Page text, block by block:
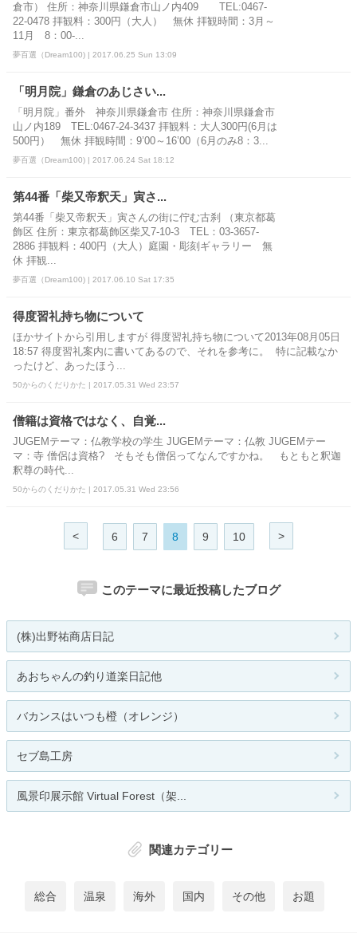
倉市） 住所：神奈川県鎌倉市山ノ内409 TEL:0467-
22-0478 拝観料：300円（大人） 無休 拝観時間：3月～
11月 8：00-...
夢百選（Dream100) | 2017.06.25 Sun 13:09
「明月院」鎌倉のあじさい...
「明月院」番外 神奈川県鎌倉市 住所：神奈川県鎌倉市
山ノ内189 TEL:0467-24-3437 拝観料：大人300円(6月は
500円） 無休 拝観時間：9’00～16’00（6月のみ8：3...
夢百選（Dream100) | 2017.06.24 Sat 18:12
第44番「柴又帝釈天」寅さ...
第44番「柴又帝釈天」寅さんの街に佇む古刹 （東京都葛
飾区 住所：東京都葛飾区柴又7-10-3 TEL：03-3657-
2886 拝観料：400円（大人）庭園・彫刻ギャラリー 無
休 拝観...
夢百選（Dream100) | 2017.06.10 Sat 17:35
得度習礼持ち物について
ほかサイトから引用しますが 得度習礼持ち物について2013年08月05日
18:57 得度習礼案内に書いてあるので、それを参考に。 特に記載なか
ったけど、あったほう...
50からのくだりかた | 2017.05.31 Wed 23:57
僧籍は資格ではなく、自覚...
JUGEMテーマ：仏教学校の学生 JUGEMテーマ：仏教 JUGEMテー
マ：寺 僧侶は資格? そもそも僧侶ってなんですかね。 もともと釈迦
釈尊の時代...
50からのくだりかた | 2017.05.31 Wed 23:56
< 6 7 8 9 10 >
このテーマに最近投稿したブログ
(株)出野祐商店日記
あおちゃんの釣り道楽日記他
バカンスはいつも橙（オレンジ）
セブ島工房
風景印展示館 Virtual Forest（架...
関連カテゴリー
総合 温泉 海外 国内 その他 お題